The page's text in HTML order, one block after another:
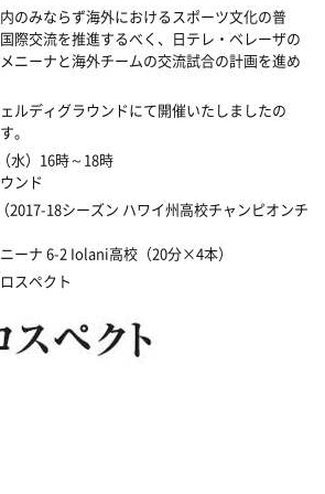
のみならず海外におけるスポーツ文化の普
際交流を推進するべく、日テレ・ベレーザの
ニーナと海外チームの交流試合の計画を進め
ルディグラウンドにて開催いたしましたの
。
水）16時～18時
ンド
2017-18シーズン ハワイ州高校チャンピオンチ
ーナ 6-2 Iolani高校（20分×4本）
スペクト